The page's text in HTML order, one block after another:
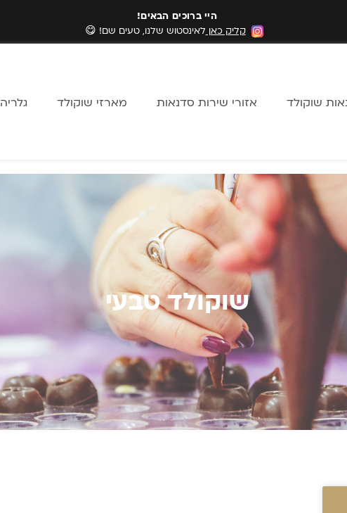
היי ברוכים הבאים!
קליק כאן לאינסטוש שלנו, טעים שם! 😋
שוקולד אזורי שירות סדנאות מארזי שוקולד גלריה
שוקולד טבעי